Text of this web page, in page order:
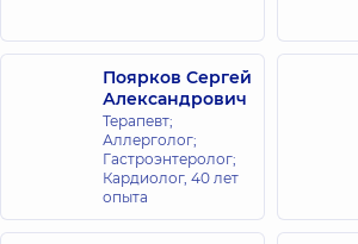
Поярков Сергей
Александрович
Терапевт;
Аллерголог;
Гастроэнтеролог;
Кардиолог, 40 лет
опыта